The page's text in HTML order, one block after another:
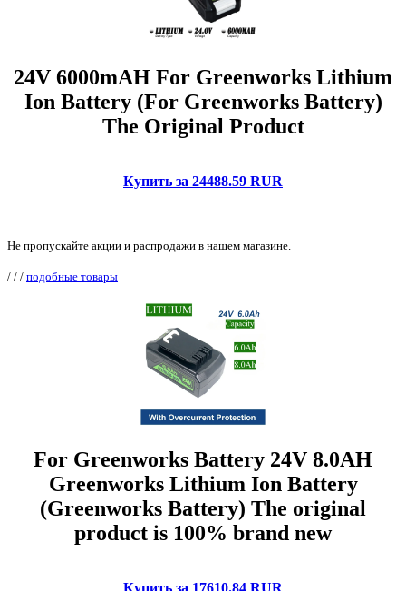
24V 6000mAH For Greenworks Lithium
Ion Battery (For Greenworks Battery)
The Original Product
Купить за 24488.59 RUR
Не пропускайте акции и распродажи в нашем магазине.
/ / / подобные товары
For Greenworks Battery 24V 8.0AH
Greenworks Lithium Ion Battery
(Greenworks Battery) The original
product is 100% brand new
Купить за 17610.84 RUR